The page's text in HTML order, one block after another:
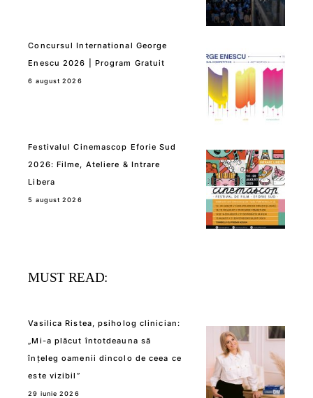
Concursul International George
Enescu 2026 | Program Gratuit
6 august 2026
Festivalul Cinemascop Eforie Sud
2026: Filme, Ateliere & Intrare
Libera
5 august 2026
MUST READ:
Vasilica Ristea, psiholog clinician:
„Mi-a plăcut întotdeauna să
înțeleg oamenii dincolo de ceea ce
este vizibil”
29 iunie 2026